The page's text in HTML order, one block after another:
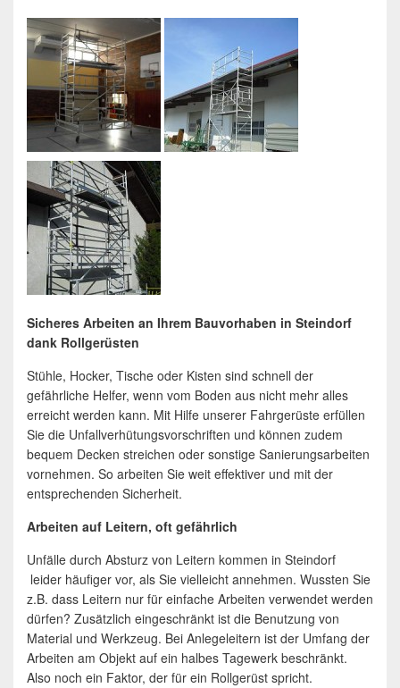
Sicheres Arbeiten an Ihrem Bauvorhaben in Steindorf
dank Rollgerüsten
Stühle, Hocker, Tische oder Kisten sind schnell der
gefährliche Helfer, wenn vom Boden aus nicht mehr alles
erreicht werden kann. Mit Hilfe unserer Fahrgerüste erfüllen
Sie die Unfallverhütungsvorschriften und können zudem
bequem Decken streichen oder sonstige Sanierungsarbeiten
vornehmen. So arbeiten Sie weit effektiver und mit der
entsprechenden Sicherheit.
Arbeiten auf Leitern, oft gefährlich
Unfälle durch Absturz von Leitern kommen in Steindorf
leider häufiger vor, als Sie vielleicht annehmen. Wussten Sie
z.B. dass Leitern nur für einfache Arbeiten verwendet werden
dürfen? Zusätzlich eingeschränkt ist die Benutzung von
Material und Werkzeug. Bei Anlegeleitern ist der Umfang der
Arbeiten am Objekt auf ein halbes Tagewerk beschränkt.
Also noch ein Faktor, der für ein Rollgerüst spricht.